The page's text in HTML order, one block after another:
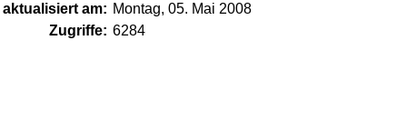
aktualisiert am: Montag, 05. Mai 2008
Zugriffe: 6284